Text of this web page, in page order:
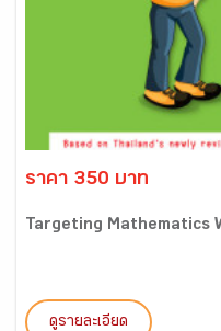
ราคา 350 บาท
Targeting Mathematics
ดูรายละเอียด